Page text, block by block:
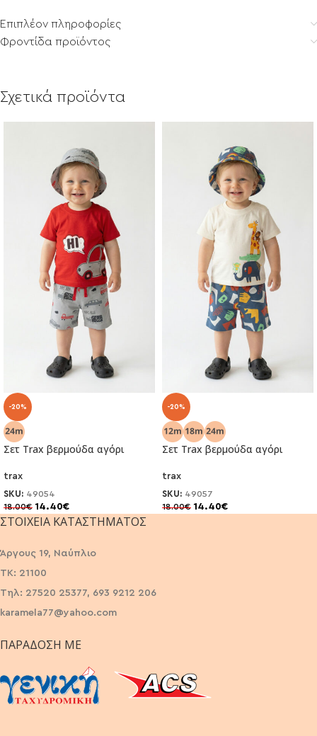
Επιπλέον πληροφορίες
Φροντίδα προϊόντος
Σχετικά προϊόντα
-20%
Σετ Trax βερμούδα αγόρι
trax
SKU: 49054
18.00€ 14.40€
-20%
Σετ Trax βερμούδα αγόρι
trax
SKU: 49057
18.00€ 14.40€
ΣΤΟΙΧΕΊΑ ΚΑΤΑΣΤΉΜΑΤΟΣ
Άργους 19, Ναύπλιο
ΤΚ: 21100
Τηλ: 27520 25377, 693 9212 206
karamela77@yahoo.com
ΠΑΡΆΔΟΣΗ ΜΕ